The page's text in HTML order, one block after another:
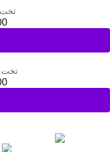
تخت
تخت